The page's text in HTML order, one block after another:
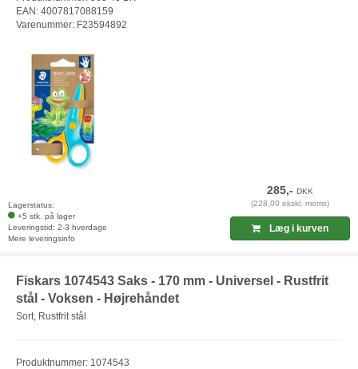
EAN: 4007817088159
Varenummer: F23594892
Lagerstatus:
+5 stk. på lager
Leveringstid: 2-3 hverdage
Mere leveringsinfo
285,-DKK
(228,00 ekskl. moms)
Læg i kurven
Fiskars 1074543 Saks - 170 mm - Universel - Rustfrit
stål - Voksen - Højrehåndet
Sort, Rustfrit stål
Produktnummer: 1074543